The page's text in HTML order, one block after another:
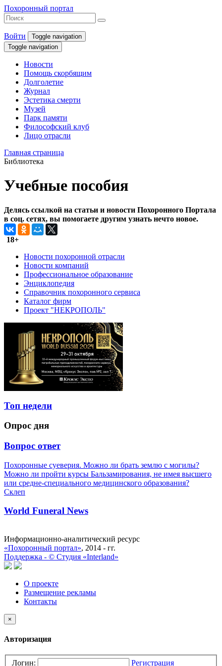
Похоронный портал
Войти
Toggle navigation
Toggle navigation
Новости
Помощь скорбящим
Долголетие
Журнал
Эстетика смерти
Музей
Парк памяти
Философский клуб
Лицо отрасли
Главная страница
Библиотека
Учебные пособия
Делясь ссылкой на статьи и новости Похоронного Портала
в соц. сетях, вы помогаете другим узнать нечто новое.
18+
Новости похоронной отрасли
Новости компаний
Профессиональное образование
Энциклопедия
Справочник похоронного сервиса
Каталог фирм
Проект "НЕКРОПОЛЬ"
Топ недели
Опрос дня
Вопрос ответ
Похоронные суеверия. Можно ли брать землю с могилы?
Можно ли пройти курсы Бальзамирования, не имея высшего
или средне-специального медицинского образования?
Склеп
World Funeral News
Информационно-аналитический ресурс
«Похоронный портал», 2014 - гг.
Поддержка - © Cтудия «Interland»
О проекте
Размещение рекламы
Контакты
×
Авторизация
Логин: Регистрация